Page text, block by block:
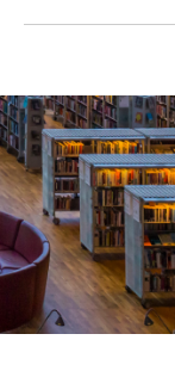
続きを読む